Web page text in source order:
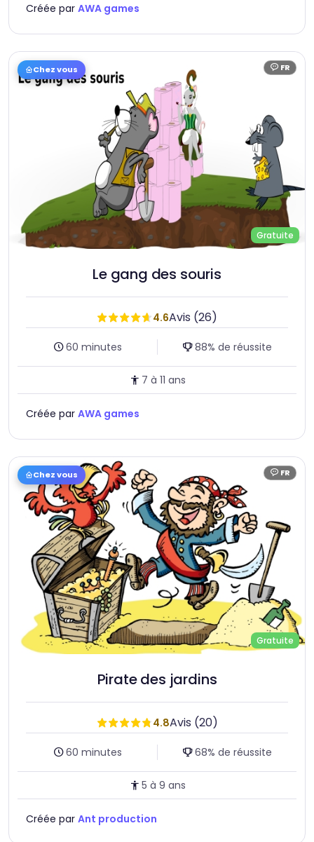
Créée par AWA games
Chez vous Langue :
FR
Gratuite
Le gang des souris
4.6Avis (26)
Durée :
60 minutes Taux de réussite :
88% de réussite
Age :
7 à 11 ans
Créée par AWA games
Chez vous Langue :
FR
Gratuite
Pirate des jardins
4.8Avis (20)
Durée :
60 minutes Taux de réussite :
68% de réussite
Age :
5 à 9 ans
Créée par Ant production